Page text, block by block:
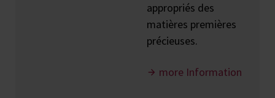
appropriés des
matières premières
précieuses.
more Information